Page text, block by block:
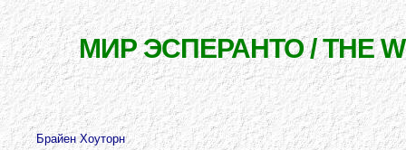
МИР ЭСПЕРАНТО / THE
Брайен Хоуторн